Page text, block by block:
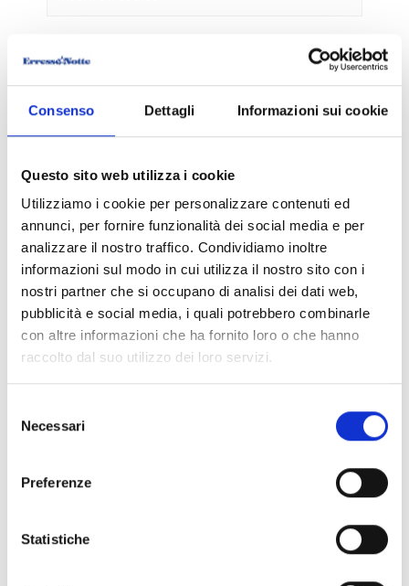
Consenso Dettagli Informazioni sui cookie
Questo sito web utilizza i cookie
Utilizziamo i cookie per personalizzare contenuti ed
annunci, per fornire funzionalità dei social media e per
analizzare il nostro traffico. Condividiamo inoltre
informazioni sul modo in cui utilizza il nostro sito con i
nostri partner che si occupano di analisi dei dati web,
pubblicità e social media, i quali potrebbero combinarle
con altre informazioni che ha fornito loro o che hanno
raccolto dal suo utilizzo dei loro servizi.
delNecessari
Preferenze
Statistiche
Ai sensi della legge 2016/679 ("GDPR") sulla tutela
alla seguentepaginae si autorizza il trattamento dei
dati personali inviati.
*Ho preso visione della informativa privacy
* Acconsento all’invio di newsletter e si conferma di